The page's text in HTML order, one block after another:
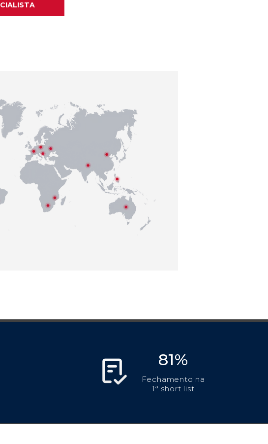
81%
Fechamento na
1ª short list